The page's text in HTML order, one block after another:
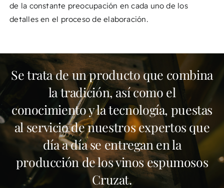
de la constante preocupación en cada uno de los
detalles en el proceso de elaboración.
Se trata de un producto que combina
la tradición, así como el
conocimiento y la tecnología, puestas
al servicio de nuestros expertos que
día a día se entregan en la
producción de los vinos espumosos
Cruzat.